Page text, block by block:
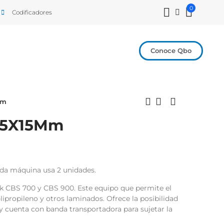
Codificadores
0
Conoce Qbo
máquina usa 2 unidades.
CBS 700 y CBS 900. Este equipo que permite el
y otros laminados. Ofrece la posibilidad
con banda transportadora para sujetar la